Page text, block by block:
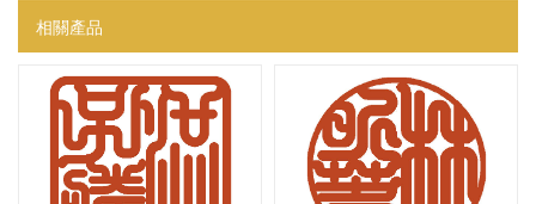
相關產品